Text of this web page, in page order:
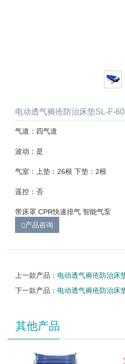
电动透气褥疮防治床垫SL-F-
气道：四气道
波动：是
气室：上垫：26根 下垫：2根
遥控：否
带床罩 CPR快速排气 智能气泵
产品咨询
上一款产品： 电动透气褥疮防治床
下一款产品： 电动透气褥疮防治床
其他产品